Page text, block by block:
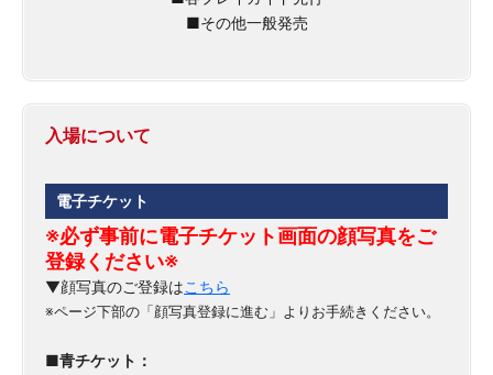
■その他一般発売
入場について
電子チケット
※必ず事前に電子チケット画面の顔写真をご
登録ください※
▼顔写真のご登録はこちら
※ページ下部の「顔写真登録に進む」よりお手続きください。
■青チケット：